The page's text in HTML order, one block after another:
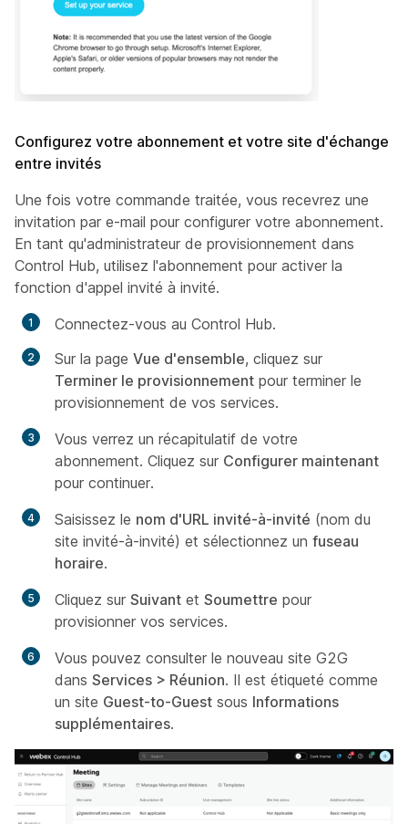
Configurez votre abonnement et votre site d'échange
entre invités
Une fois votre commande traitée, vous recevrez une
invitation par e-mail pour configurer votre abonnement.
En tant qu'administrateur de provisionnement dans
Control Hub, utilisez l'abonnement pour activer la
fonction d'appel invité à invité.
Connectez-vous au Control Hub.
Sur la page Vue d'ensemble, cliquez sur
Terminer le provisionnement pour terminer le
provisionnement de vos services.
Vous verrez un récapitulatif de votre
abonnement. Cliquez sur Configurer maintenant
pour continuer.
Saisissez le nom d'URL invité-à-invité (nom du
site invité-à-invité) et sélectionnez un fuseau
horaire.
Cliquez sur Suivant et Soumettre pour
provisionner vos services.
Vous pouvez consulter le nouveau site G2G
dans Services > Réunion. Il est étiqueté comme
un site Guest-to-Guest sous Informations
supplémentaires.